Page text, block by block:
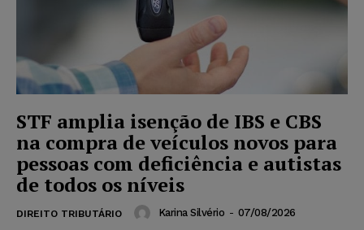
STF amplia isenção de IBS e CBS
na compra de veículos novos para
pessoas com deficiência e autistas
de todos os níveis
DIREITO TRIBUTÁRIO Karina Silvério - 07/08/2026